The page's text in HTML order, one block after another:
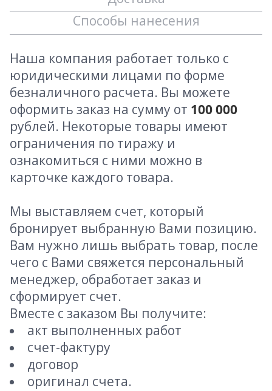
Способы нанесения
Наша компания работает только с
юридическими лицами по форме
безналичного расчета. Вы можете
оформить заказ на сумму от 100 000
рублей. Некоторые товары имеют
ограничения по тиражу и
ознакомиться с ними можно в
карточке каждого товара.
Мы выставляем счет, который
бронирует выбранную Вами позицию.
Вам нужно лишь выбрать товар, после
чего с Вами свяжется персональный
менеджер, обработает заказ и
сформирует счет.
Вместе с заказом Вы получите:
акт выполненных работ
счет-фактуру
договор
оригинал счета.